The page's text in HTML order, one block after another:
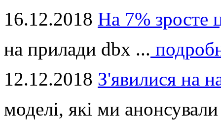
16.12.2018 На 7% зросте
на прилади dbx ...
12.12.2018 З'явилися на
моделі, які ми